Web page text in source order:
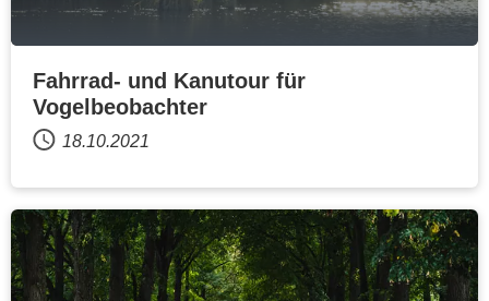
Fahrrad- und Kanutour für
Vogelbeobachter
18.10.2021